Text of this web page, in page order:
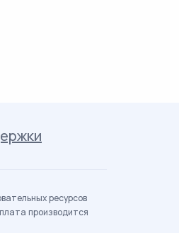
ресурсов
производится